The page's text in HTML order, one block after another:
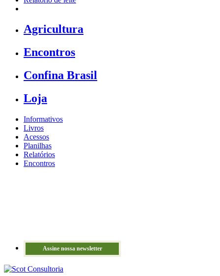
Agricultura
Encontros
Confina Brasil
Loja
Informativos
Livros
Acessos
Planilhas
Relatórios
Encontros
Assine nossa newsletter